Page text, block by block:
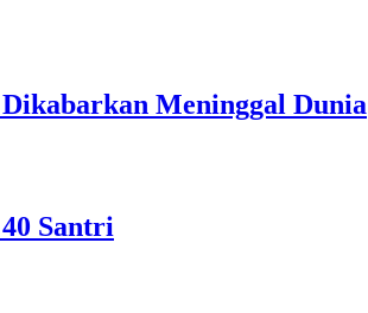
Meninggal Dunia
Santri